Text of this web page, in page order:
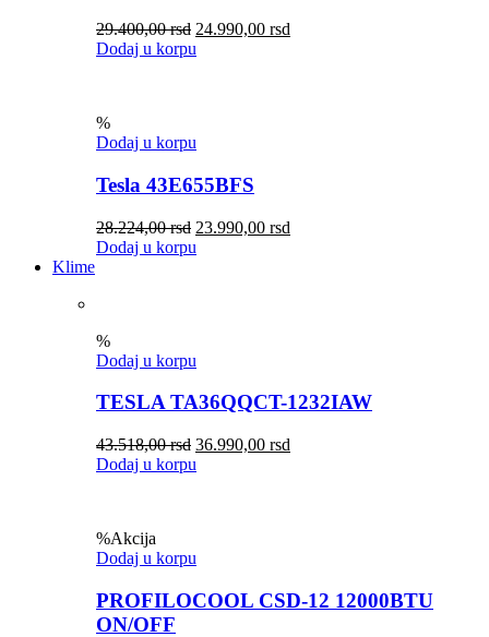
29.400,00rsd 24.990,00 rsd
Dodaj u korpu
%
Dodaj u korpu
Tesla 43E655BFS
28.224,00rsd 23.990,00 rsd
Dodaj u korpu
Klime
%
Dodaj u korpu
TESLA TA36QQCT-1232IAW
43.518,00rsd 36.990,00 rsd
Dodaj u korpu
%Akcija
Dodaj u korpu
PROFILOCOOL CSD-12 12000BTU
ON/OFF